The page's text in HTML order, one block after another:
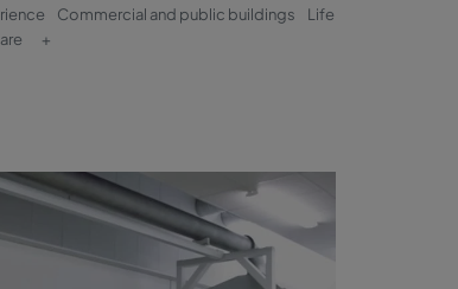
Commercial and public buildings
Life
+